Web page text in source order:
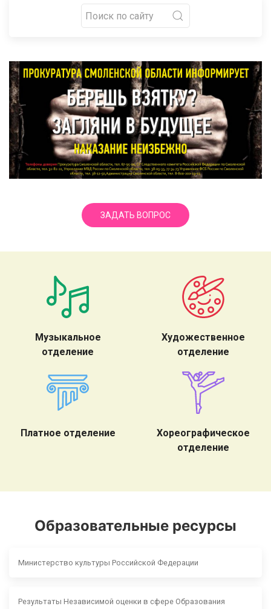
ЗАДАТЬ ВОПРОС
Музыкальное
отделение
Художественное
отделение
Платное отделение
Хореографическое
отделение
Образовательные ресурсы
Министерство культуры Российской Федерации
Результаты Независимой оценки в сфере Образования